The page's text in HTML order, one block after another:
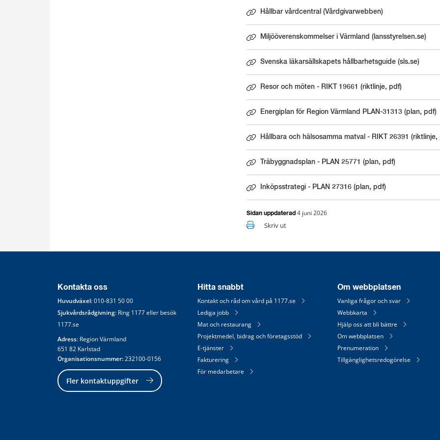
Hållbar vårdcentral (Vårdgivarwebben)
Miljööverenskommelser i Värmland (lansstyrelsen.se)
Länk till annan webbplats.
Svenska läkarsällskapets hållbarhetsguide (sls.se)
Länk till annan webbplats.
Resor och möten - RIKT 19661 (riktlinje, pdf)
Länk till annan webbplats.
Energiplan för Region Värmland PLAN-31313 (plan, pdf)
Länk till annan webbplats.
Hållbara och hälsosamma matval - RIKT 26391 (riktlinje,
Länk till annan webbplats.
Träbyggnadsplan - PLAN 25771 (plan, pdf)
Länk till annan webbplats.
Inköpsstrategi - PLAN 27316 (plan, pdf)
Länk till annan webbplats.
Sidan uppdaterad 4 juni 2026
Skriv ut
Kontakta oss
Huvudväxel: 010-831 50 00
Sjukvårdsrådgivning: Ring 1177 eller besök
1177.se
Adress: Region Värmland
651 82 Karlstad
Organisationsnummer: 232100-0156
Fler kontaktuppgifter
Hitta snabbt
Kontakt och råd om vård på 1177.se
Lediga jobb
Mat och restaurang
Projektmedel, bidrag och företagsstöd
E-tjänster
Fakturering
För medarbetare
Om webbplatsen
Vanliga frågor och svar
Webbkarta
Hjälp oss att bli bättre
Om webbplatsen
Prenumeration
Tillgänglighetsredogörelse